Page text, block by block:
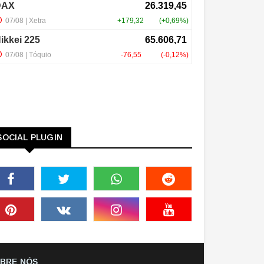
PLUGIN
NÓS